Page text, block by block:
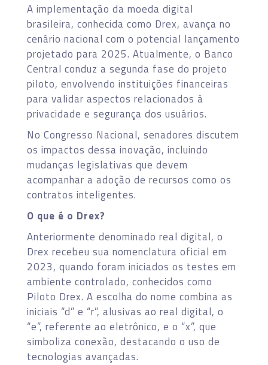
A implementação da moeda digital
brasileira, conhecida como Drex, avança no
cenário nacional com o potencial lançamento
projetado para 2025. Atualmente, o Banco
Central conduz a segunda fase do projeto
piloto, envolvendo instituições financeiras
para validar aspectos relacionados à
privacidade e segurança dos usuários.
No Congresso Nacional, senadores discutem
os impactos dessa inovação, incluindo
mudanças legislativas que devem
acompanhar a adoção de recursos como os
contratos inteligentes.
O que é o Drex?
Anteriormente denominado real digital, o
Drex recebeu sua nomenclatura oficial em
2023, quando foram iniciados os testes em
ambiente controlado, conhecidos como
Piloto Drex. A escolha do nome combina as
iniciais “d” e “r”, alusivas ao real digital, o
“e”, referente ao eletrônico, e o “x”, que
simboliza conexão, destacando o uso de
tecnologias avançadas.